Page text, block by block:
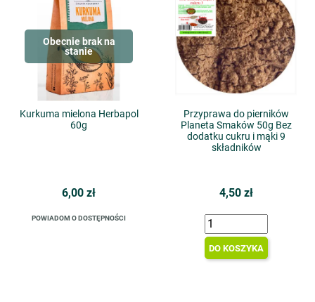
Obecnie brak na
stanie
Kurkuma mielona Herbapol
60g
6,00 zł
POWIADOM O DOSTĘPNOŚCI
Przyprawa do pierników
Planeta Smaków 50g Bez
dodatku cukru i mąki 9
składników
4,50 zł
DO KOSZYKA